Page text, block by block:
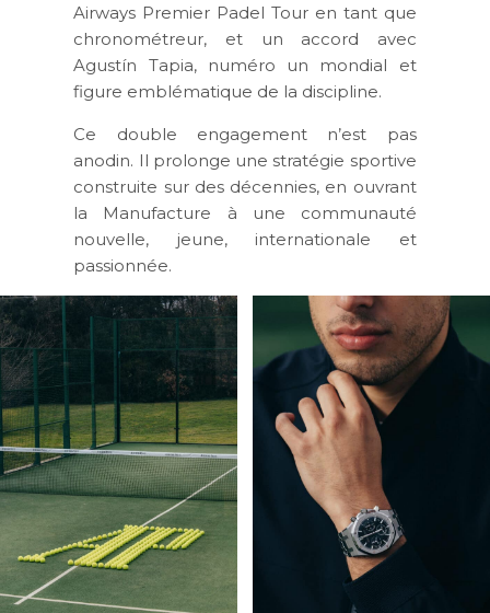
Airways Premier Padel Tour en tant que
chronométreur, et un accord avec
Agustín Tapia, numéro un mondial et
figure emblématique de la discipline.
Ce double engagement n’est pas
anodin. Il prolonge une stratégie sportive
construite sur des décennies, en ouvrant
la Manufacture à une communauté
nouvelle, jeune, internationale et
passionnée.